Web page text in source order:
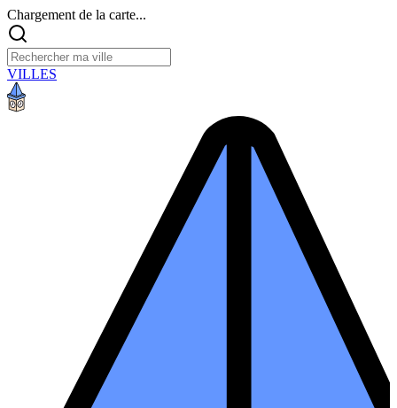
Chargement de la carte...
VILLES